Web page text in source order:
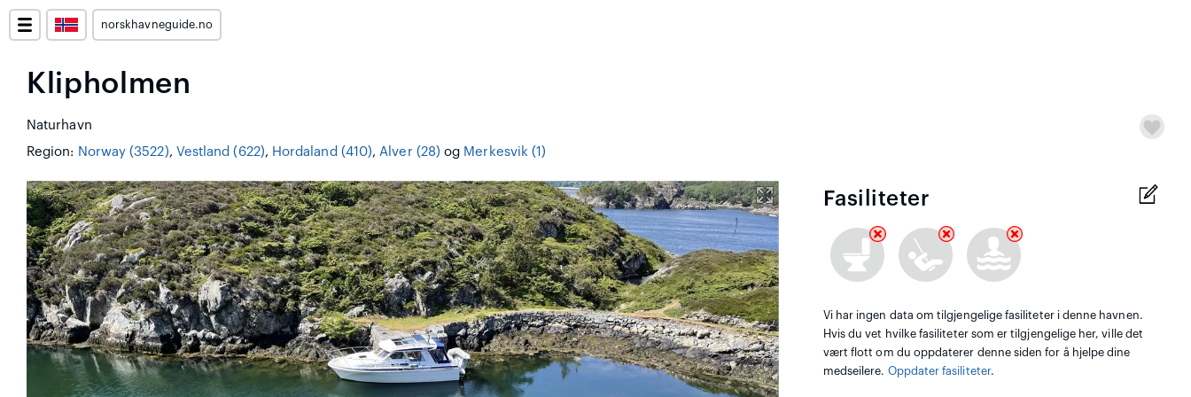
norskhavneguide.no
Klipholmen
Naturhavn
Region: Norway (3522), Vestland (622), Hordaland (410),Alver (28) og Merkesvik (1)
Fasiliteter
Vi har ingen data om tilgjengelige fasiliteter i denne havnen.
Hvis du vet hvilke fasiliteter som er tilgjengelige her, ville det
vært flott om du oppdaterer denne siden for å hjelpe dine
medseilere. Oppdater fasiliteter.